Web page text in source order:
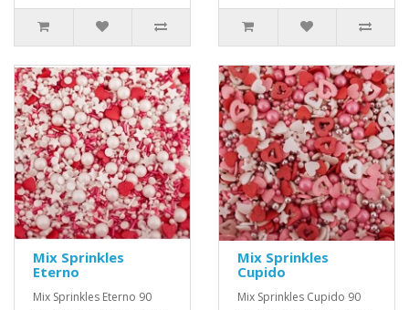
Mix Sprinkles
Eterno
Mix Sprinkles Eterno 90
Mix Sprinkles
Cupido
Mix Sprinkles Cupido 90